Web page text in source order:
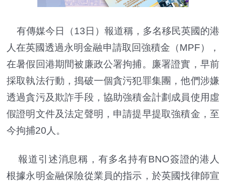
有傳媒今日（13日）報道稱，多名移民英國的港
人在英國透過永明金融申請取回強積金（MPF），
在暑假回港期間被廉政公署拘捕。廉署證實，早前
採取執法行動，搗破一個貪污犯罪集團，他們涉嫌
透過貪污及欺詐手段，協助強積金計劃成員使用虛
假證明文件及法定聲明，申請提早提取強積金，至
今拘捕20人。
報道引述消息稱，有多名持有BNO簽證的港人
根據永明金融保險從業員的指示，於英國找律師宣